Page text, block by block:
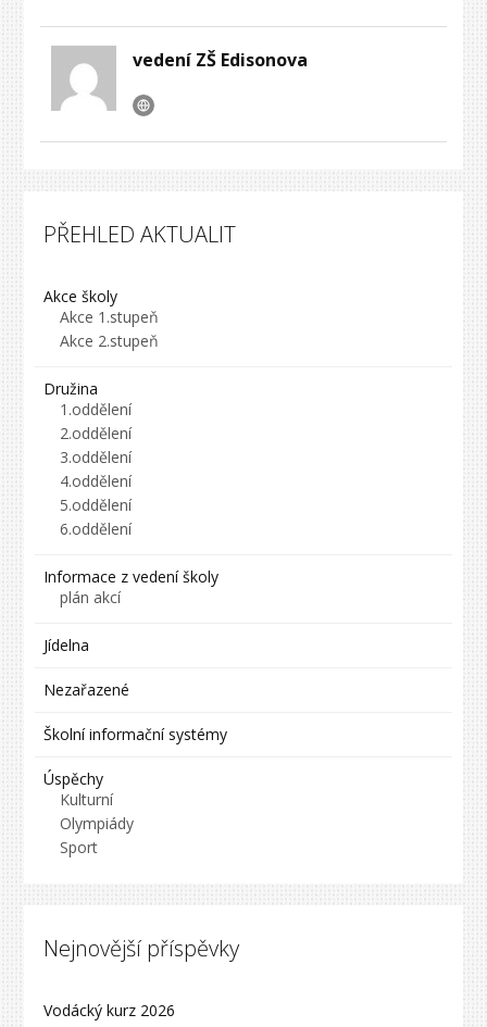
vedení ZŠ Edisonova
PŘEHLED AKTUALIT
Akce školy
Akce 1.stupeň
Akce 2.stupeň
Družina
1.oddělení
2.oddělení
3.oddělení
4.oddělení
5.oddělení
6.oddělení
Informace z vedení školy
plán akcí
Jídelna
Nezařazené
Školní informační systémy
Úspěchy
Kulturní
Olympiády
Sport
Nejnovější příspěvky
Vodácký kurz 2026